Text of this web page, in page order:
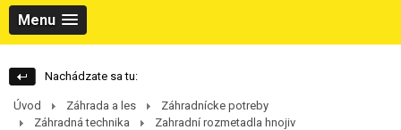
Menu
Nachádzate sa tu:
Úvod Záhrada a les
Záhradnícke potreby
Záhradná technika
Zahradní rozmetadla hnojiv